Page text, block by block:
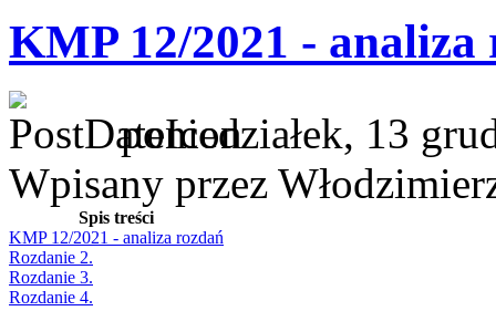
KMP 12/2021 - analiza
poniedziałek, 13
Wpisany przez
Spis treści
KMP 12/2021 - analiza rozdań
Rozdanie 2.
Rozdanie 3.
Rozdanie 4.